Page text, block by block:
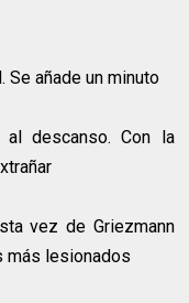
Se añade un minuto
descanso. Con la
vez de Griezmann
más lesionados